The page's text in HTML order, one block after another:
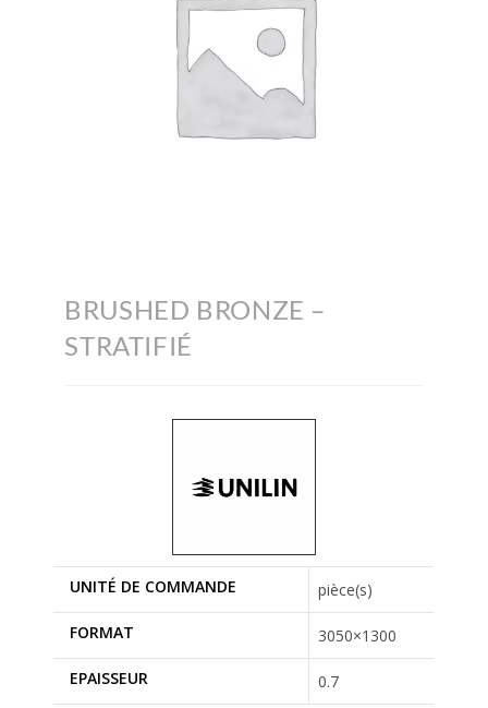
BRUSHED BRONZE –
STRATIFIÉ
UNITÉ DE COMMANDE pièce(s)
FORMAT 3050×1300
EPAISSEUR 0.7